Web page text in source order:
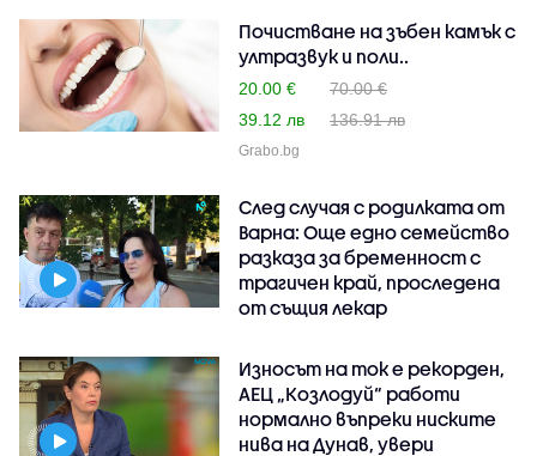
Почистване на зъбен камък с
ултразвук и поли..
20.00 €
70.00 €
39.12 лв
136.91 лв
Grabo.bg
След случая с родилката от
Варна: Още едно семейство
разказа за бременност с
трагичен край, проследена
от същия лекар
Износът на ток е рекорден,
АЕЦ „Козлодуй“ работи
нормално въпреки ниските
нива на Дунав, увери